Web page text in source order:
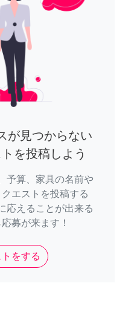
が見つからない
を投稿しよう
予算、家具の名前や
エストを投稿する
応えることが出来る
募が来ます！
をする